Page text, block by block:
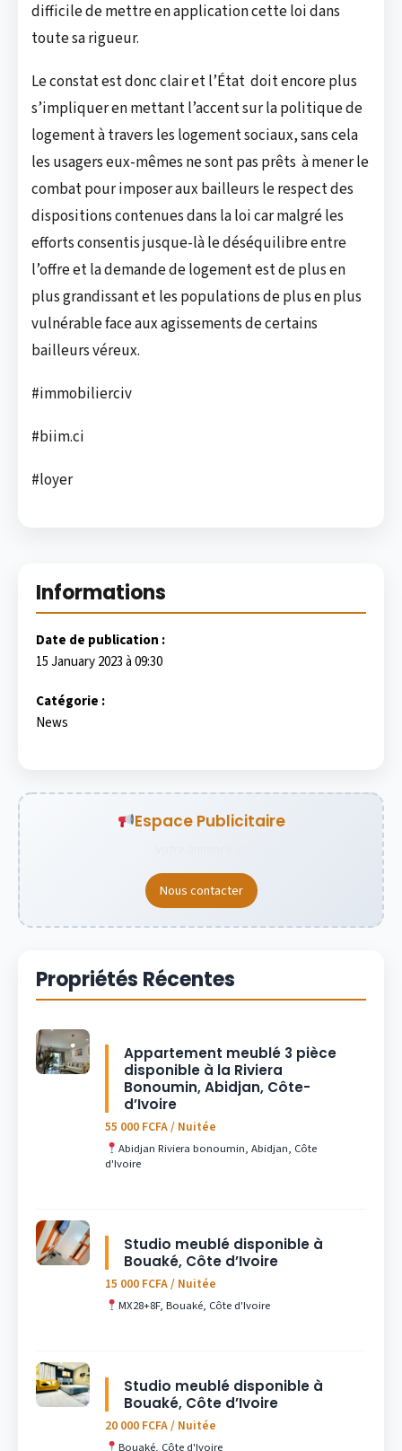
difficile de mettre en application cette loi dans
toute sa rigueur.
Le constat est donc clair et l’État doit encore plus
s’impliquer en mettant l’accent sur la politique de
logement à travers les logement sociaux, sans cela
les usagers eux-mêmes ne sont pas prêts à mener le
combat pour imposer aux bailleurs le respect des
dispositions contenues dans la loi car malgré les
efforts consentis jusque-là le déséquilibre entre
l’offre et la demande de logement est de plus en
plus grandissant et les populations de plus en plus
vulnérable face aux agissements de certains
bailleurs véreux.
#immobilierciv
#biim.ci
#loyer
Informations
Date de publication :
15 January 2023 à 09:30
Catégorie :
News
Espace Publicitaire
Nous contacter
Propriétés Récentes
Appartement meublé 3 pièce
disponible à la Riviera
Bonoumin, Abidjan, Côte-
d’Ivoire
55 000 FCFA / Nuitée
Abidjan Riviera bonoumin, Abidjan, Côte
d'Ivoire
Studio meublé disponible à
Bouaké, Côte d’Ivoire
15 000 FCFA / Nuitée
MX28+8F, Bouaké, Côte d'Ivoire
Studio meublé disponible à
Bouaké, Côte d’Ivoire
20 000 FCFA / Nuitée
Bouaké, Côte d'Ivoire